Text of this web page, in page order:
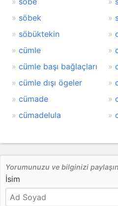
söbek
söbüktekin
cümle
cümle başı bağlaçları
cümle dışı ögeler
cümade
cümadelula
Yorumunuzu ve bilginizi paylaşın
İsim